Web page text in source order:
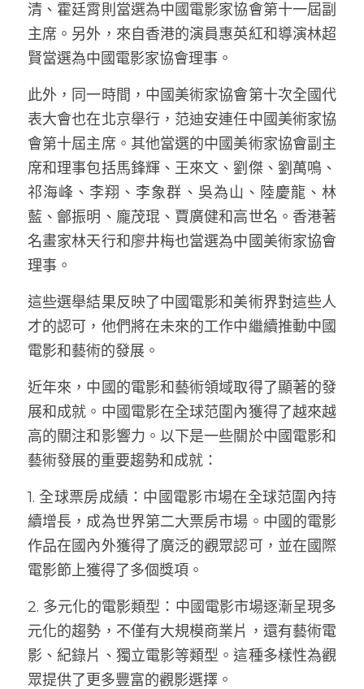
清、霍廷霄則當選為中國電影家協會第十一屆副
主席。另外，來自香港的演員惠英紅和導演林超
賢當選為中國電影家協會理事。
此外，同一時間，中國美術家協會第十次全國代
表大會也在北京舉行，范迪安連任中國美術家協
會第十屆主席。其他當選的中國美術家協會副主
席和理事包括馬鋒輝、王來文、劉傑、劉萬鳴、
祁海峰、李翔、李象群、吳為山、陸慶龍、林
藍、鄶振明、龐茂琨、賈廣健和高世名。香港著
名畫家林天行和廖井梅也當選為中國美術家協會
理事。
這些選舉結果反映了中國電影和美術界對這些人
才的認可，他們將在未來的工作中繼續推動中國
電影和藝術的發展。
近年來，中國的電影和藝術領域取得了顯著的發
展和成就。中國電影在全球范圍內獲得了越來越
高的關注和影響力。以下是一些關於中國電影和
藝術發展的重要趨勢和成就：
1. 全球票房成績：中國電影市場在全球范圍內持
續增長，成為世界第二大票房市場。中國的電影
作品在國內外獲得了廣泛的觀眾認可，並在國際
電影節上獲得了多個獎項。
2. 多元化的電影類型：中國電影市場逐漸呈現多
元化的趨勢，不僅有大規模商業片，還有藝術電
影、紀錄片、獨立電影等類型。這種多樣性為觀
眾提供了更多豐富的觀影選擇。